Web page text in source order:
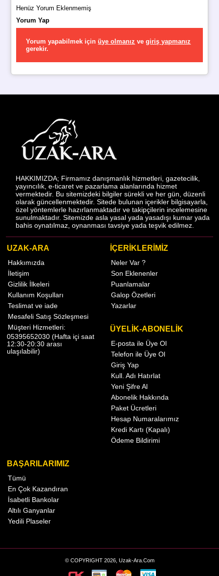
Henüz Yorum Eklenmemiş
Yorum Yap
Yorum yapabilmek içinüye olmanız vegiriş yapmanız
gerekir.
HAKKIMIZDA; Firmamız danışmanlık hizmetleri, gazetecilik,
yayıncılık, e-ticaret ve pazarlama alanlarında hizmet
vermektedir. Bu sitemizdeki bilgiler sürekli ve her gün, düzenli
olarak güncellenmektedir. Sitede bulunan içerikler bilgisayarla,
özel yöntemlerle hazırlanmaktadır ve takipçilerin incelemesine
sunulmaktadır. Sitemizde asla yasal yada yasadışı kumar yada
bahis oynatılmaz, oynanması tavsiye yada teşvik edilmez.
UZAK-ARA
Hakkımızda
İletişim
Gizlilik İlkeleri
Kullanım Koşulları
Teslimat ve iade
Mesafeli Satış Sözleşmesi
Müşteri Hizmetleri:
05395652030 (Hafta içi saat
12:30-20:30 arası
ulaşılabilir)
İÇERİKLERİMİZ
Neler Var ?
Son Eklenenler
Puanlamalar
Galop Özetleri
Yazarlar
ÜYELİK-ABONELİK
E-posta ile Üye Ol
Telefon ile Üye Ol
Giriş Yap
Kull. Adı Hatırlat
Yeni Şifre Al
Abonelik Hakkında
Paket Ücretleri
Hesap Numaralarımız
Kredi Kartı (Kapalı)
Ödeme Bildirimi
BAŞARILARIMIZ
Tümü
En Çok Kazandıran
İsabetli Bankolar
Altılı Ganyanlar
Yedili Plaseler
© COPYRIGHT 2026, Uzak-Ara.Com